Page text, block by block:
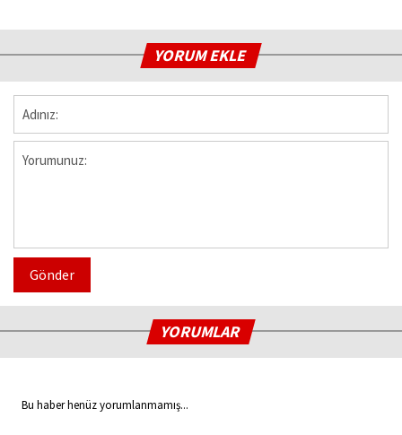
YORUM EKLE
Gönder
YORUMLAR
Bu haber henüz yorumlanmamış...